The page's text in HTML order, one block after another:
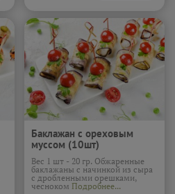
Баклажан с ореховым
муссом (10шт)
Вес 1 шт - 20 гр. Обжаренные
баклажаны с начинкой из сыра
с дробленными орешками,
чесноком Подробнее...